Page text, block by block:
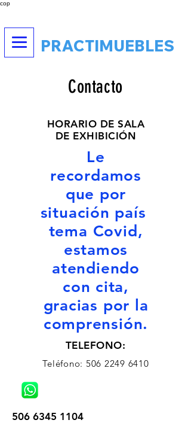
cop
PRACTIMUEBLES
Contacto
HORARIO DE SALA
DE EXHIBICIÓN
Le
recordamos
que por
situación país
tema Covid,
estamos
atendiendo
con cita,
gracias por la
comprensión.
TELEFONO:
Teléfono: 506 2249 6410
506 6345 1104